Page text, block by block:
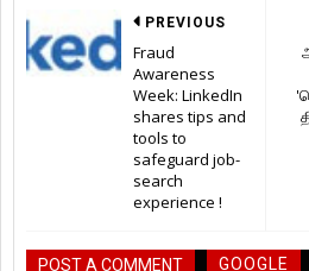
PREVIOUS
Fraud
Awareness
Week: LinkedIn
shares tips and
tools to
safeguard job-
search
experience !
POST A COMMENT GOOGLE